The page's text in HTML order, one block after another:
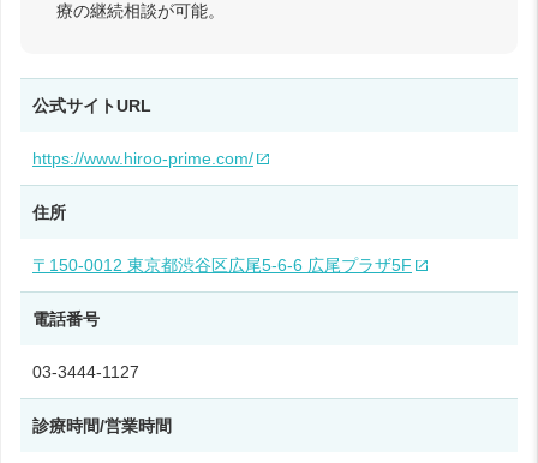
療の継続相談が可能。
公式サイトURL
https://www.hiroo-prime.com/
住所
〒150-0012 東京都渋谷区広尾5-6-6 広尾プラザ5F
電話番号
03-3444-1127
診療時間/営業時間